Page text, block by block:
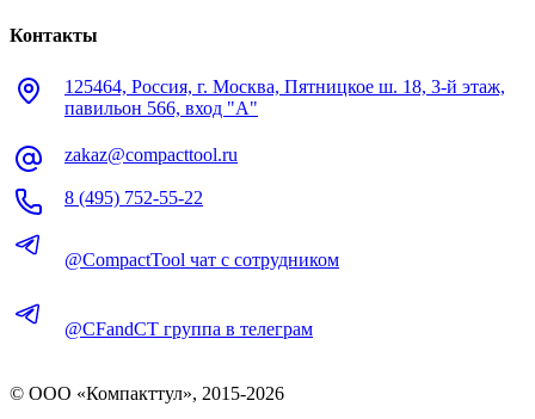
Контакты
125464, Россия, г. Москва, Пятницкое ш. 18, 3-й этаж,
павильон 566, вход "А"
zakaz@compacttool.ru
8 (495) 752-55-22
@CompactTool чат с сотрудником
@CFandCT группа в телеграм
© OOO «Компакттул», 2015-2026